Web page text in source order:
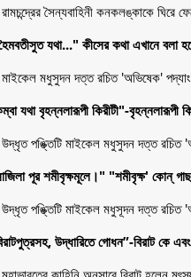
রামচন্দ্রের সৈন্যবাহিনী কনকলঙ্কাকে ঘিরে
যথা..." কীসের কথা এখানে বলা
মাইকেল মধুসুদন দত্ত রচিত 'অভিষেক'
যথা বৃহন্নলারূপী কিরীটী"-বৃহন্নলারূপী
উদ্ধৃত পঙ্ক্তিটি মাইকেল মধুসুদন দত্ত রচিত
পূর শমীবৃক্ষমূলে।" "শমীবৃক্ষ' কোন্
উদ্ধৃত পঙ্ক্তিটি মাইকেল মধুসূদন দত্ত রচিত
উদ্ধারিতে গোধন”-বিরাট কে